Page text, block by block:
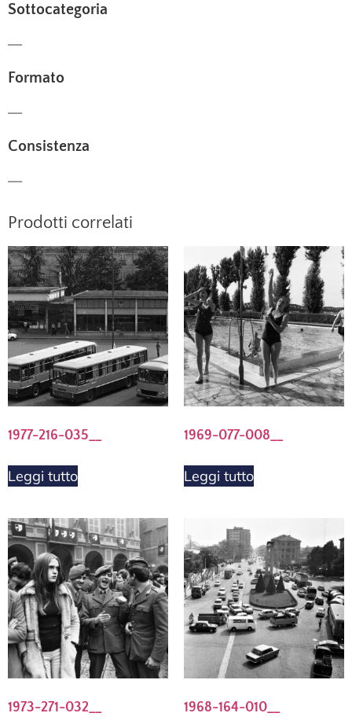
Sottocategoria
—
Formato
—
Consistenza
—
Prodotti correlati
1977-216-035__
Leggi tutto
1969-077-008__
Leggi tutto
1973-271-032__ 1968-164-010__